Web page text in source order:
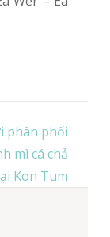
phân phối
mì cá chả
Kon Tum